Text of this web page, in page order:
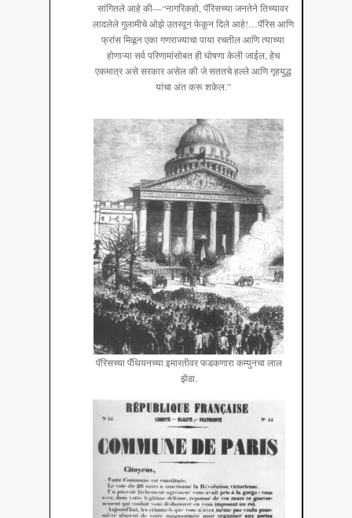
सांगितले आहे की—“नागरिकहो, पॅरिसच्या जनतेने तिच्यावर
लादलेले गुलामीचे ओझे उतरवून फेकून दिले आहे!…पॅरिस आणि
फ्रांस मिळून एका गणराज्याचा पाया रचतील आणि त्याच्या
होणाऱ्या सर्व परिणामांसोबत ही घोषणा केली जाईल, हेच
एकमात्र असे सरकार असेल की जे सततचे हल्ले आणि गृहयुद्ध
यांचा अंत करू शकेल.”
पॅरिसच्या पॅंथियनच्या इमारतीवर फडकणारा कम्युनचा लाल
झेंडा.